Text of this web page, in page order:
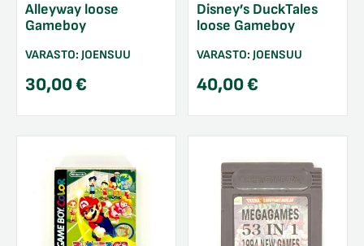
Alleyway loose
Gameboy
VARASTO: JOENSUU
30,00€
Disney’s DuckTales
loose Gameboy
VARASTO: JOENSUU
40,00€